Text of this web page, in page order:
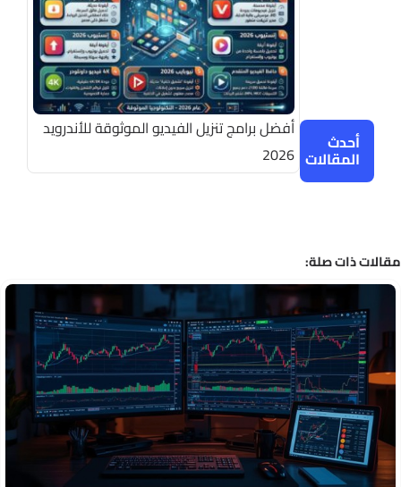
أحدث
المقالات
أفضل برامج تنزيل الفيديو الموثوقة للأندرويد
2026
ذات صلة: